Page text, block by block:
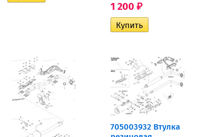
1 200 ₽
705003932 Втулка